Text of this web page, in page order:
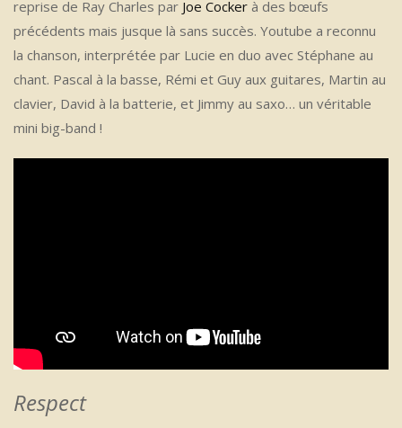
reprise de Ray Charles par Joe Cocker à des bœufs
précédents mais jusque là sans succès. Youtube a reconnu
la chanson, interprétée par Lucie en duo avec Stéphane au
chant. Pascal à la basse, Rémi et Guy aux guitares, Martin au
clavier, David à la batterie, et Jimmy au saxo… un véritable
mini big-band !
Respect